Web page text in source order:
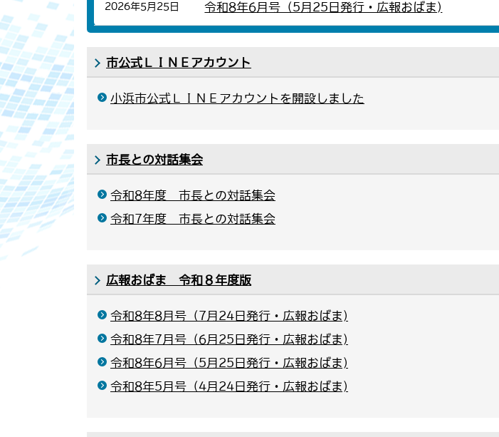
2026年5月25日 令和8年6月号（5月25日発行・広報おばま)
市公式ＬＩＮＥアカウント
小浜市公式ＬＩＮＥアカウントを開設しました
市長との対話集会
令和8年度 市長との対話集会
令和7年度 市長との対話集会
広報おばま 令和８年度版
令和8年8月号（7月24日発行・広報おばま)
令和8年7月号（6月25日発行・広報おばま)
令和8年6月号（5月25日発行・広報おばま)
令和8年5月号（4月24日発行・広報おばま)